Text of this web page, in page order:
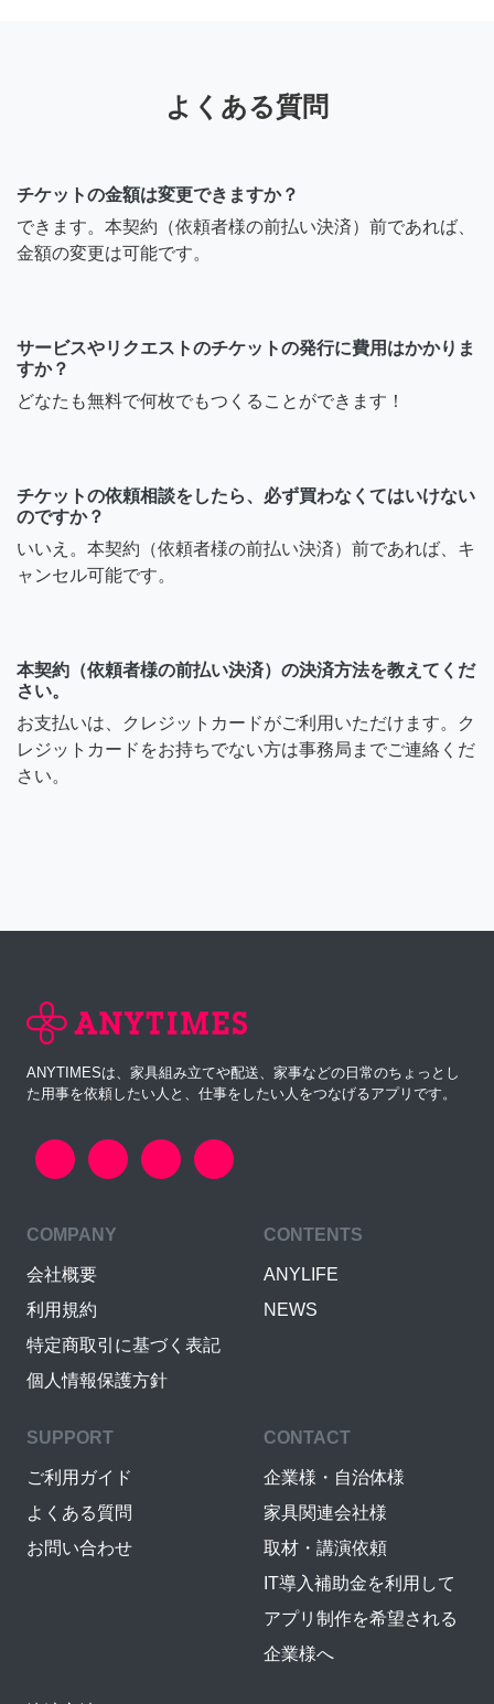
よくある質問
チケットの金額は変更できますか？
できます。本契約（依頼者様の前払い決済）前であれば、
金額の変更は可能です。
サービスやリクエストのチケットの発行に費用はかかりま
すか？
どなたも無料で何枚でもつくることができます！
チケットの依頼相談をしたら、必ず買わなくてはいけない
のですか？
いいえ。本契約（依頼者様の前払い決済）前であれば、キ
ャンセル可能です。
本契約（依頼者様の前払い決済）の決済方法を教えてくだ
さい。
お支払いは、クレジットカードがご利用いただけます。ク
レジットカードをお持ちでない方は事務局までご連絡くだ
さい。
ANYTIMESは、家具組み立てや配送、家事などの日常のちょっとし
た用事を依頼したい人と、仕事をしたい人をつなげるアプリです。
COMPANY
会社概要
利用規約
特定商取引に基づく表記
個人情報保護方針
CONTENTS
ANYLIFE
NEWS
SUPPORT
ご利用ガイド
よくある質問
お問い合わせ
CONTACT
企業様・自治体様
家具関連会社様
取材・講演依頼
IT導入補助金を利用して
アプリ制作を希望される
企業様へ